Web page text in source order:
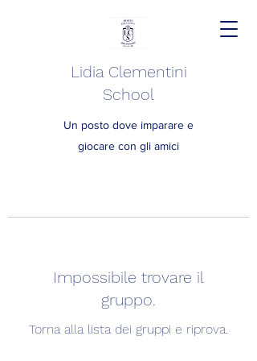
Lidia Clementini
School
Un posto dove imparare e
giocare con gli amici
Impossibile trovare il
gruppo.
Torna alla lista dei gruppi e riprova.